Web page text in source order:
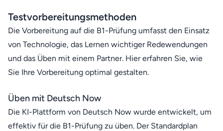
Testvorbereitungsmethoden
Die Vorbereitung auf die B1-Prüfung umfasst den Einsatz
von Technologie, das Lernen wichtiger Redewendungen
und das Üben mit einem Partner. Hier erfahren Sie, wie
Sie Ihre Vorbereitung optimal gestalten.
Üben mit Deutsch Now
Die KI-Plattform von Deutsch Now wurde entwickelt, um
effektiv für die B1-Prüfung zu üben. Der Standardplan